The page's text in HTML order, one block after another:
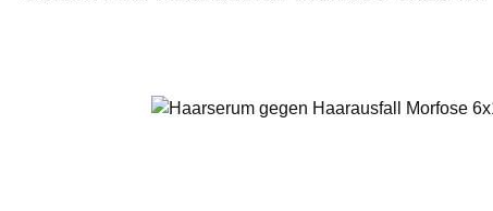
Bildergalerie überspringen